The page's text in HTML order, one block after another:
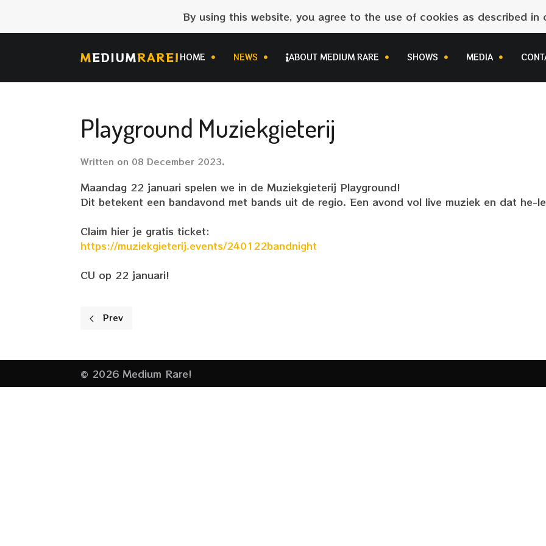
By using this website, you agree to the use of cookies as described in
MEDIUMRARE! HOME NEWS ABOUT MEDIUM RARE SHOWS MEDIA
Playground Muziekgieterij
Written on 08 December 2023.
Maandag 22 januari spelen we in de Muziekgieterij Playground!
Dit betekent een bandavond met bands uit de regio. Een avond vol live muziek en dat he-
Claim hier je gratis ticket:
https://muziekgieterij.events/240122bandnight
CU op 22 januari!
Previous article: Nieuwe optredens
Prev
© 2026 Medium Rare!